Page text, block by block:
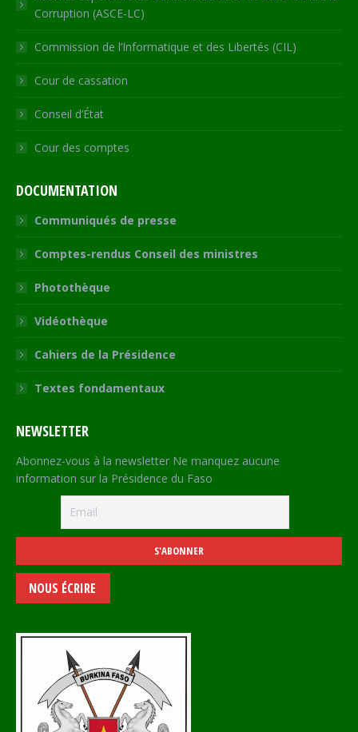
Corruption (ASCE-LC)
Commission de l’Informatique et des Libertés (CIL)
Cour de cassation
Conseil d’État
Cour des comptes
DOCUMENTATION
Communiqués de presse
Comptes-rendus Conseil des ministres
Photothèque
Vidéothèque
Cahiers de la Présidence
Textes fondamentaux
NEWSLETTER
Abonnez-vous à la newsletter Ne manquez aucune
information sur la Présidence du Faso
NOUS ÉCRIRE